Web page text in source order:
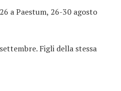
a Paestum, 26-30 agosto
Figli della stessa